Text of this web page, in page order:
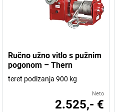
Ručno užno vitlo s pužnim
pogonom – Thern
teret podizanja 900 kg
Neto
2.525,- €